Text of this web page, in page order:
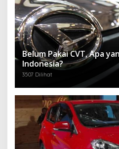
Belum Pakai CVT, Apa
Indonesia?
3507 Dilihat